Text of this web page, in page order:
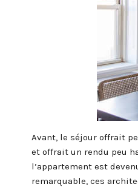
Avant, le séjour offrait
et offrait un rendu peu
l’appartement est
remarquable, ces